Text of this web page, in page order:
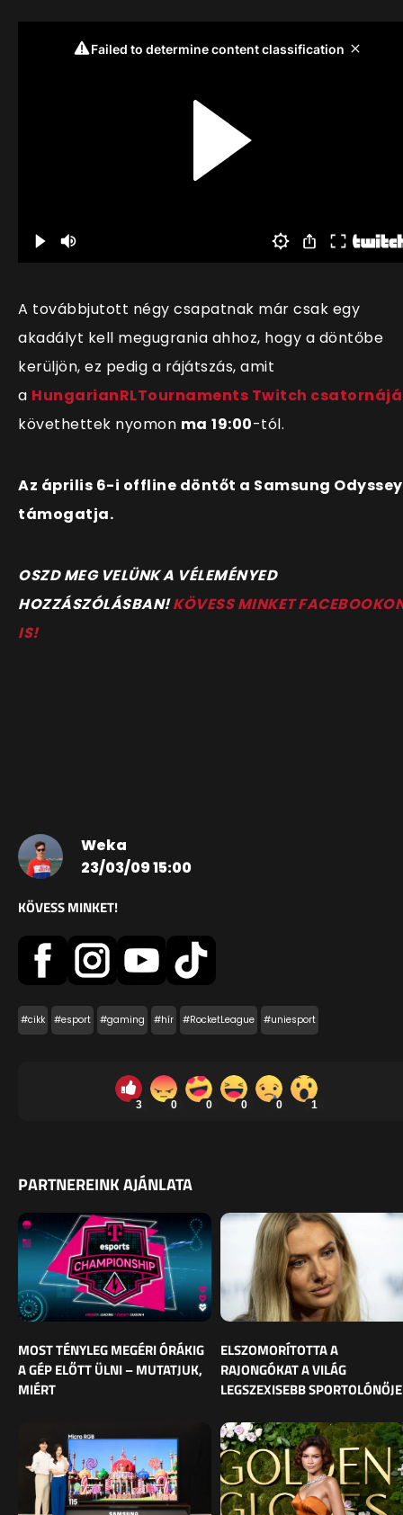
A továbbjutott négy csapatnak már csak egy
akadályt kell megugrania ahhoz, hogy a döntőbe
kerüljön, ez pedig a rájátszás, amit
a HungarianRLTournaments Twitch
követhettek nyomon ma 19:00-tól.
Az április 6-i offline döntőt a Samsung Odyssey
támogatja.
OSZD MEG VELÜNK A VÉLEMÉNYED
HOZZÁSZÓLÁSBAN!KÖVESS MINKET
IS!
Weka
23/03/09 15:00
KÖVESS MINKET!
#cikk #esport #gaming #hír #RocketLeague #uniesport
3 0 0 0 0 1
PARTNEREINK AJÁNLATA
MOST TÉNYLEG MEGÉRI ÓRÁKIG
A GÉP ELŐTT ÜLNI – MUTATJUK,
MIÉRT
ELSZOMORÍTOTTA A
RAJONGÓKAT A VILÁG
LEGSZEXISEBB SPORTOLÓNŐJE